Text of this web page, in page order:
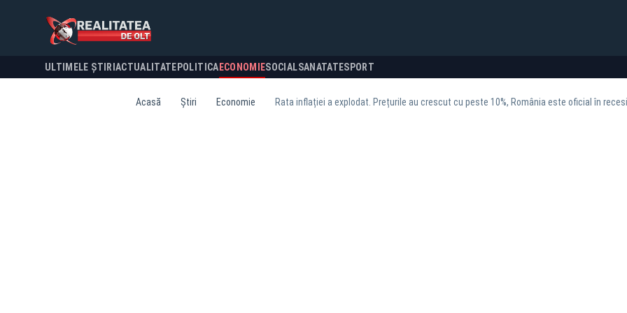
ULTIMELE ȘTIRI ACTUALITATE POLITICA ECONOMIESOCIALSANATATESPORT
Acasă Știri Economie Rata inflației a explodat. Prețurile au crescut cu peste 10%, România este oficial în